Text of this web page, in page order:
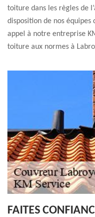
toiture dans les règles de
disposition de nos
appel à notre entreprise
toiture aux normes à
FAITES